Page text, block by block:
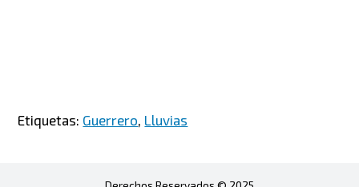
Etiquetas: Guerrero Lluvias